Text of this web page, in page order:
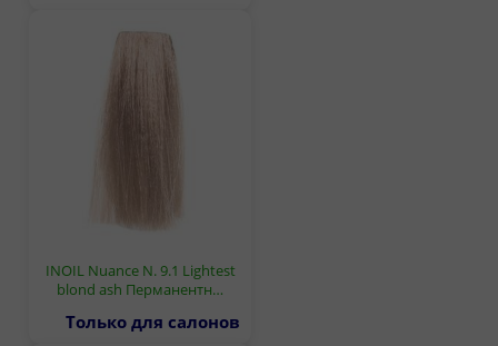
INOIL Nuance N. 9.1 Lightest
blond ash Перманентн…
Только для салонов